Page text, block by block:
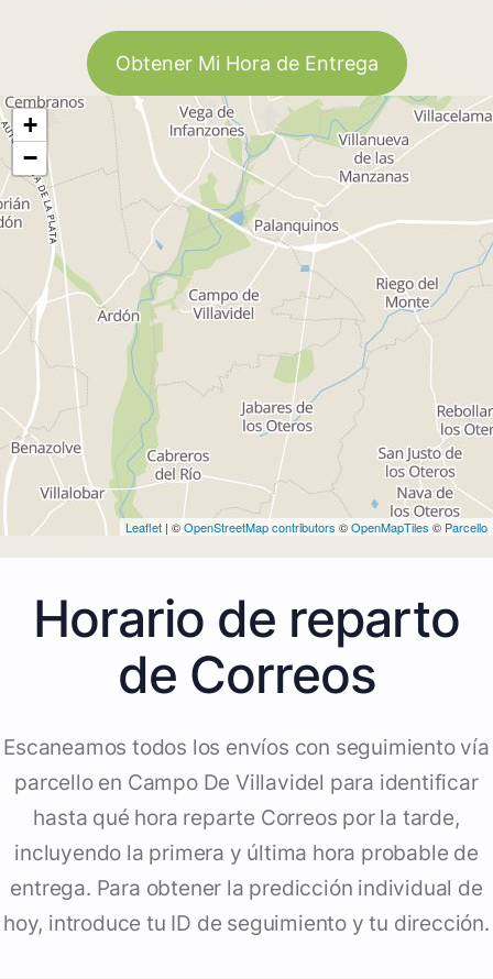
Obtener Mi Hora de Entrega
+
−
Leaflet | ©OpenStreetMap contributors ©OpenMapTiles © Parcello
Horario de reparto
de Correos
Escaneamos todos los envíos con seguimiento vía
parcello en Campo De Villavidel para identificar
hasta qué hora reparte Correos por la tarde,
incluyendo la primera y última hora probable de
entrega. Para obtener la predicción individual de
hoy, introduce tu ID de seguimiento y tu dirección.